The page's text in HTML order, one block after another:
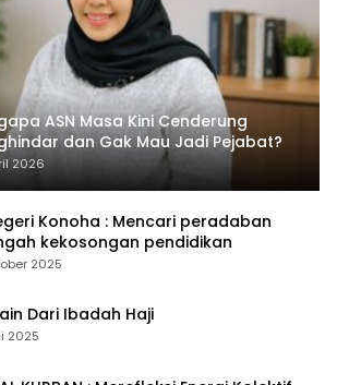
ASN Masa Kini Cenderung
dan Gak Mau Jadi Pejabat?
2026
Konoha : Mencari peradaban
kekosongan pendidikan
2025
Dari Ibadah Haji
2025